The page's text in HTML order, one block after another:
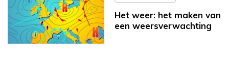
Het weer: het maken van
een weersverwachting